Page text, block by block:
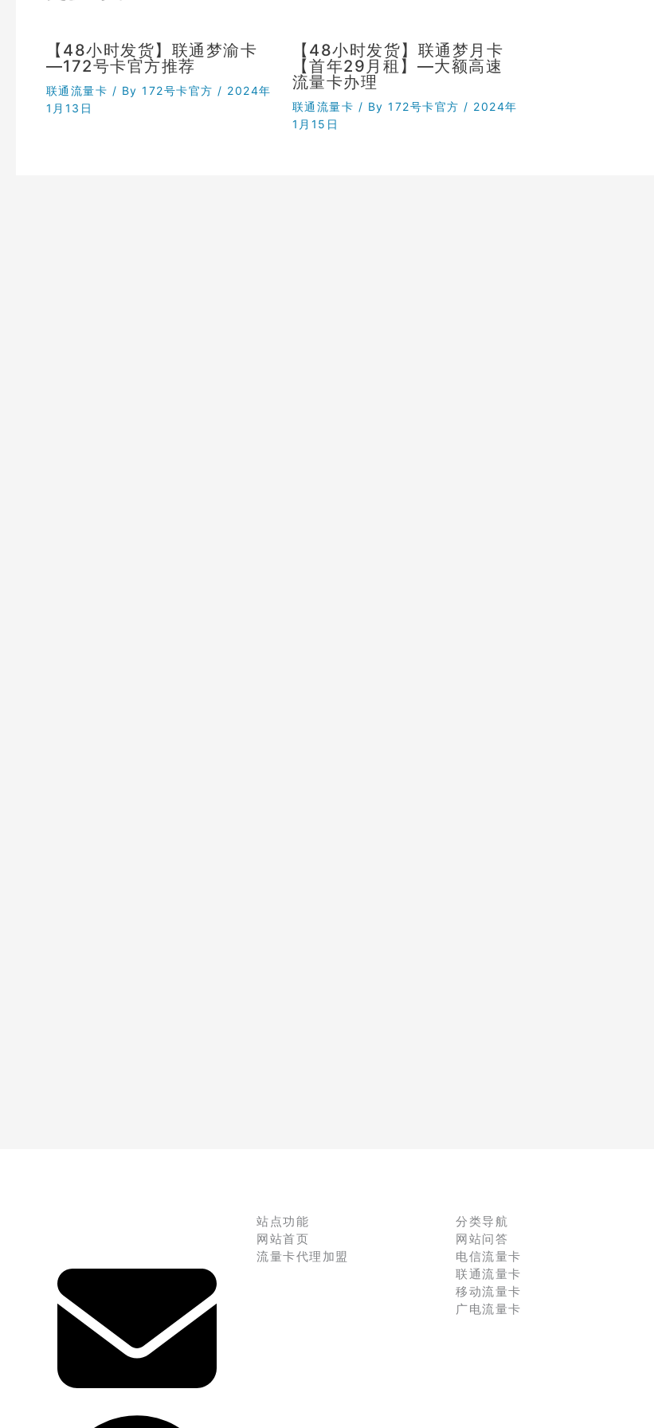
【48小时发货】联通梦渝卡
—172号卡官方推荐
联通流量卡 / By 172号卡官方 / 2024年
1月13日
【48小时发货】联通梦月卡
【首年29月租】—大额高速
流量卡办理
联通流量卡 / By172号卡官方/ 2024年
1月15日
站点功能
网站首页
流量卡代理加盟
分类导航
网站问答
电信流量卡
联通流量卡
移动流量卡
广电流量卡